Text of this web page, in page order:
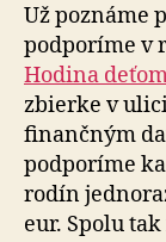
Už poznáme
podporíme v
Hodina
zbierke v
finančným
podporíme
rodín
eur. Spolu